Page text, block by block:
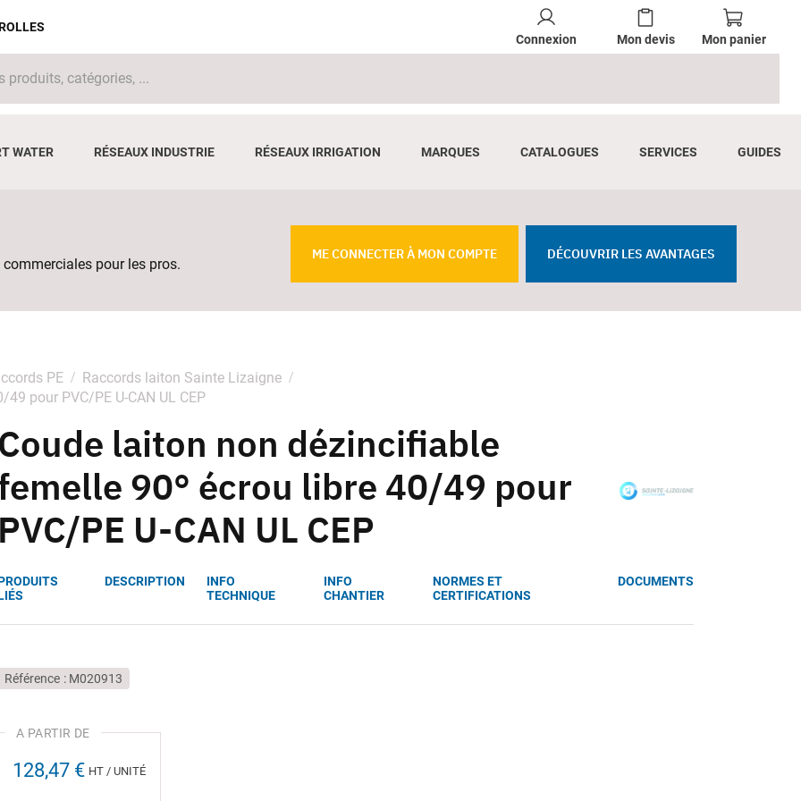
Connexion Mon devis Mon panier
WATER RÉSEAUX INDUSTRIE RÉSEAUX IRRIGATION MARQUES CATALOGUES SERVICES GUIDES
pour les pros.
ME CONNECTER À MON COMPTE DÉCOUVRIR LES AVANTAGES
PE
Raccords laiton Sainte Lizaigne
pour PVC/PE U-CAN UL CEP
Coude laiton non dézincifiable
90° écrou libre 40/49 pour
PVC/PE U-CAN UL CEP
DESCRIPTION
INFO
TECHNIQUE
INFO
CHANTIER
NORMES ET
CERTIFICATIONS
DOCUMENTS
Référence M020913
128,47 € HT / UNITÉ